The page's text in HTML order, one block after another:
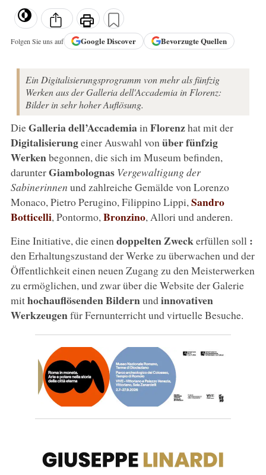
Folgen Sie uns auf GoogleDiscover Bevorzugte Quellen
Ein Digitalisierungsprogramm von mehr als fünfzig
Werken aus der Galleria dell'Accademia in Florenz:
Bilder in sehr hoher Auflösung.
DieGalleria dell’Accademiain Florenzhat mit der
Digitalisierungeiner Auswahl von über fünfzig
Werkenbegonnen, die sich im Museum befinden,
darunterGiambolognas Vergewaltigung der
Sabinerinnen und zahlreiche Gemälde von Lorenzo
Monaco, Pietro Perugino, Filippino Lippi, Sandro
Botticelli, Pontormo, Bronzino, Allori und anderen.
Eine Initiative, die einen doppelten Zweckerfüllen soll :
den Erhaltungszustand der Werke zu überwachen und der
Öffentlichkeit einen neuen Zugang zu den Meisterwerken
zu ermöglichen, und zwar über die Website der Galerie
mithochauflösenden Bildernundinnovativen
Werkzeugenfür Fernunterricht und virtuelle Besuche.